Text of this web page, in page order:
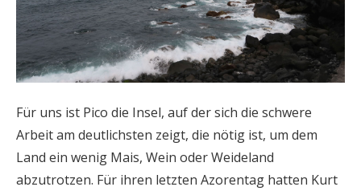
Für uns ist Pico die Insel, auf der sich die schwere
Arbeit am deutlichsten zeigt, die nötig ist, um dem
Land ein wenig Mais, Wein oder Weideland
abzutrotzen. Für ihren letzten Azorentag hatten Kurt